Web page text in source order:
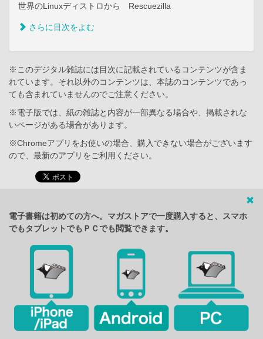
世界のLinuxディストロから Rescuezilla
さらに目次をよむ
※このデジタル雑誌には目次に記載されているコンテンツが含ま
れています。それ以外のコンテンツは、本誌のコンテンツであっ
ても含まれていませんのでご注意ください。
※電子版では、紙の雑誌と内容が一部異なる場合や、掲載されな
いページがある場合があります。
※Chromeアプリをお使いの場合、購入できない場合がございます
ので、最新のアプリをご利用ください。
電子書籍は初めての方へ。マガストアで一度購入すると、スマホ
でもタブレットでもＰＣでも閲覧できます。